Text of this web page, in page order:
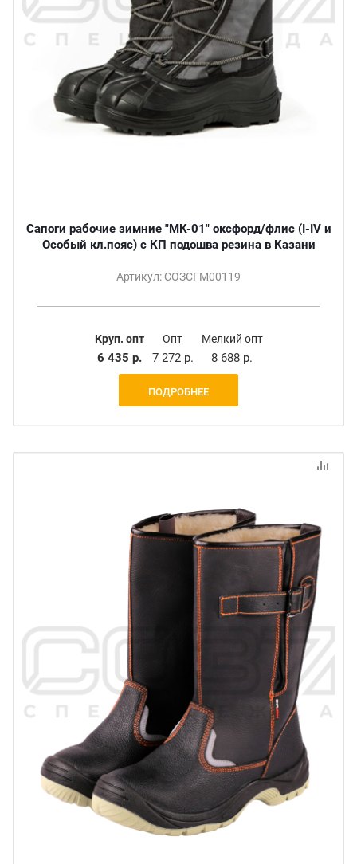
Сапоги рабочие зимние "МК-01" оксфорд/флис (I-IV и
Особый кл.пояс) с КП подошва резина в Казани
Артикул: СОЗСГМ00119
Круп. опт
6 435 р.
Опт
7 272 р.
Мелкий опт
8 688 р.
ПОДРОБНЕЕ